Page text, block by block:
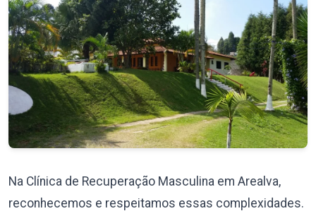
Na Clínica de Recuperação Masculina em Arealva,
reconhecemos e respeitamos essas complexidades.